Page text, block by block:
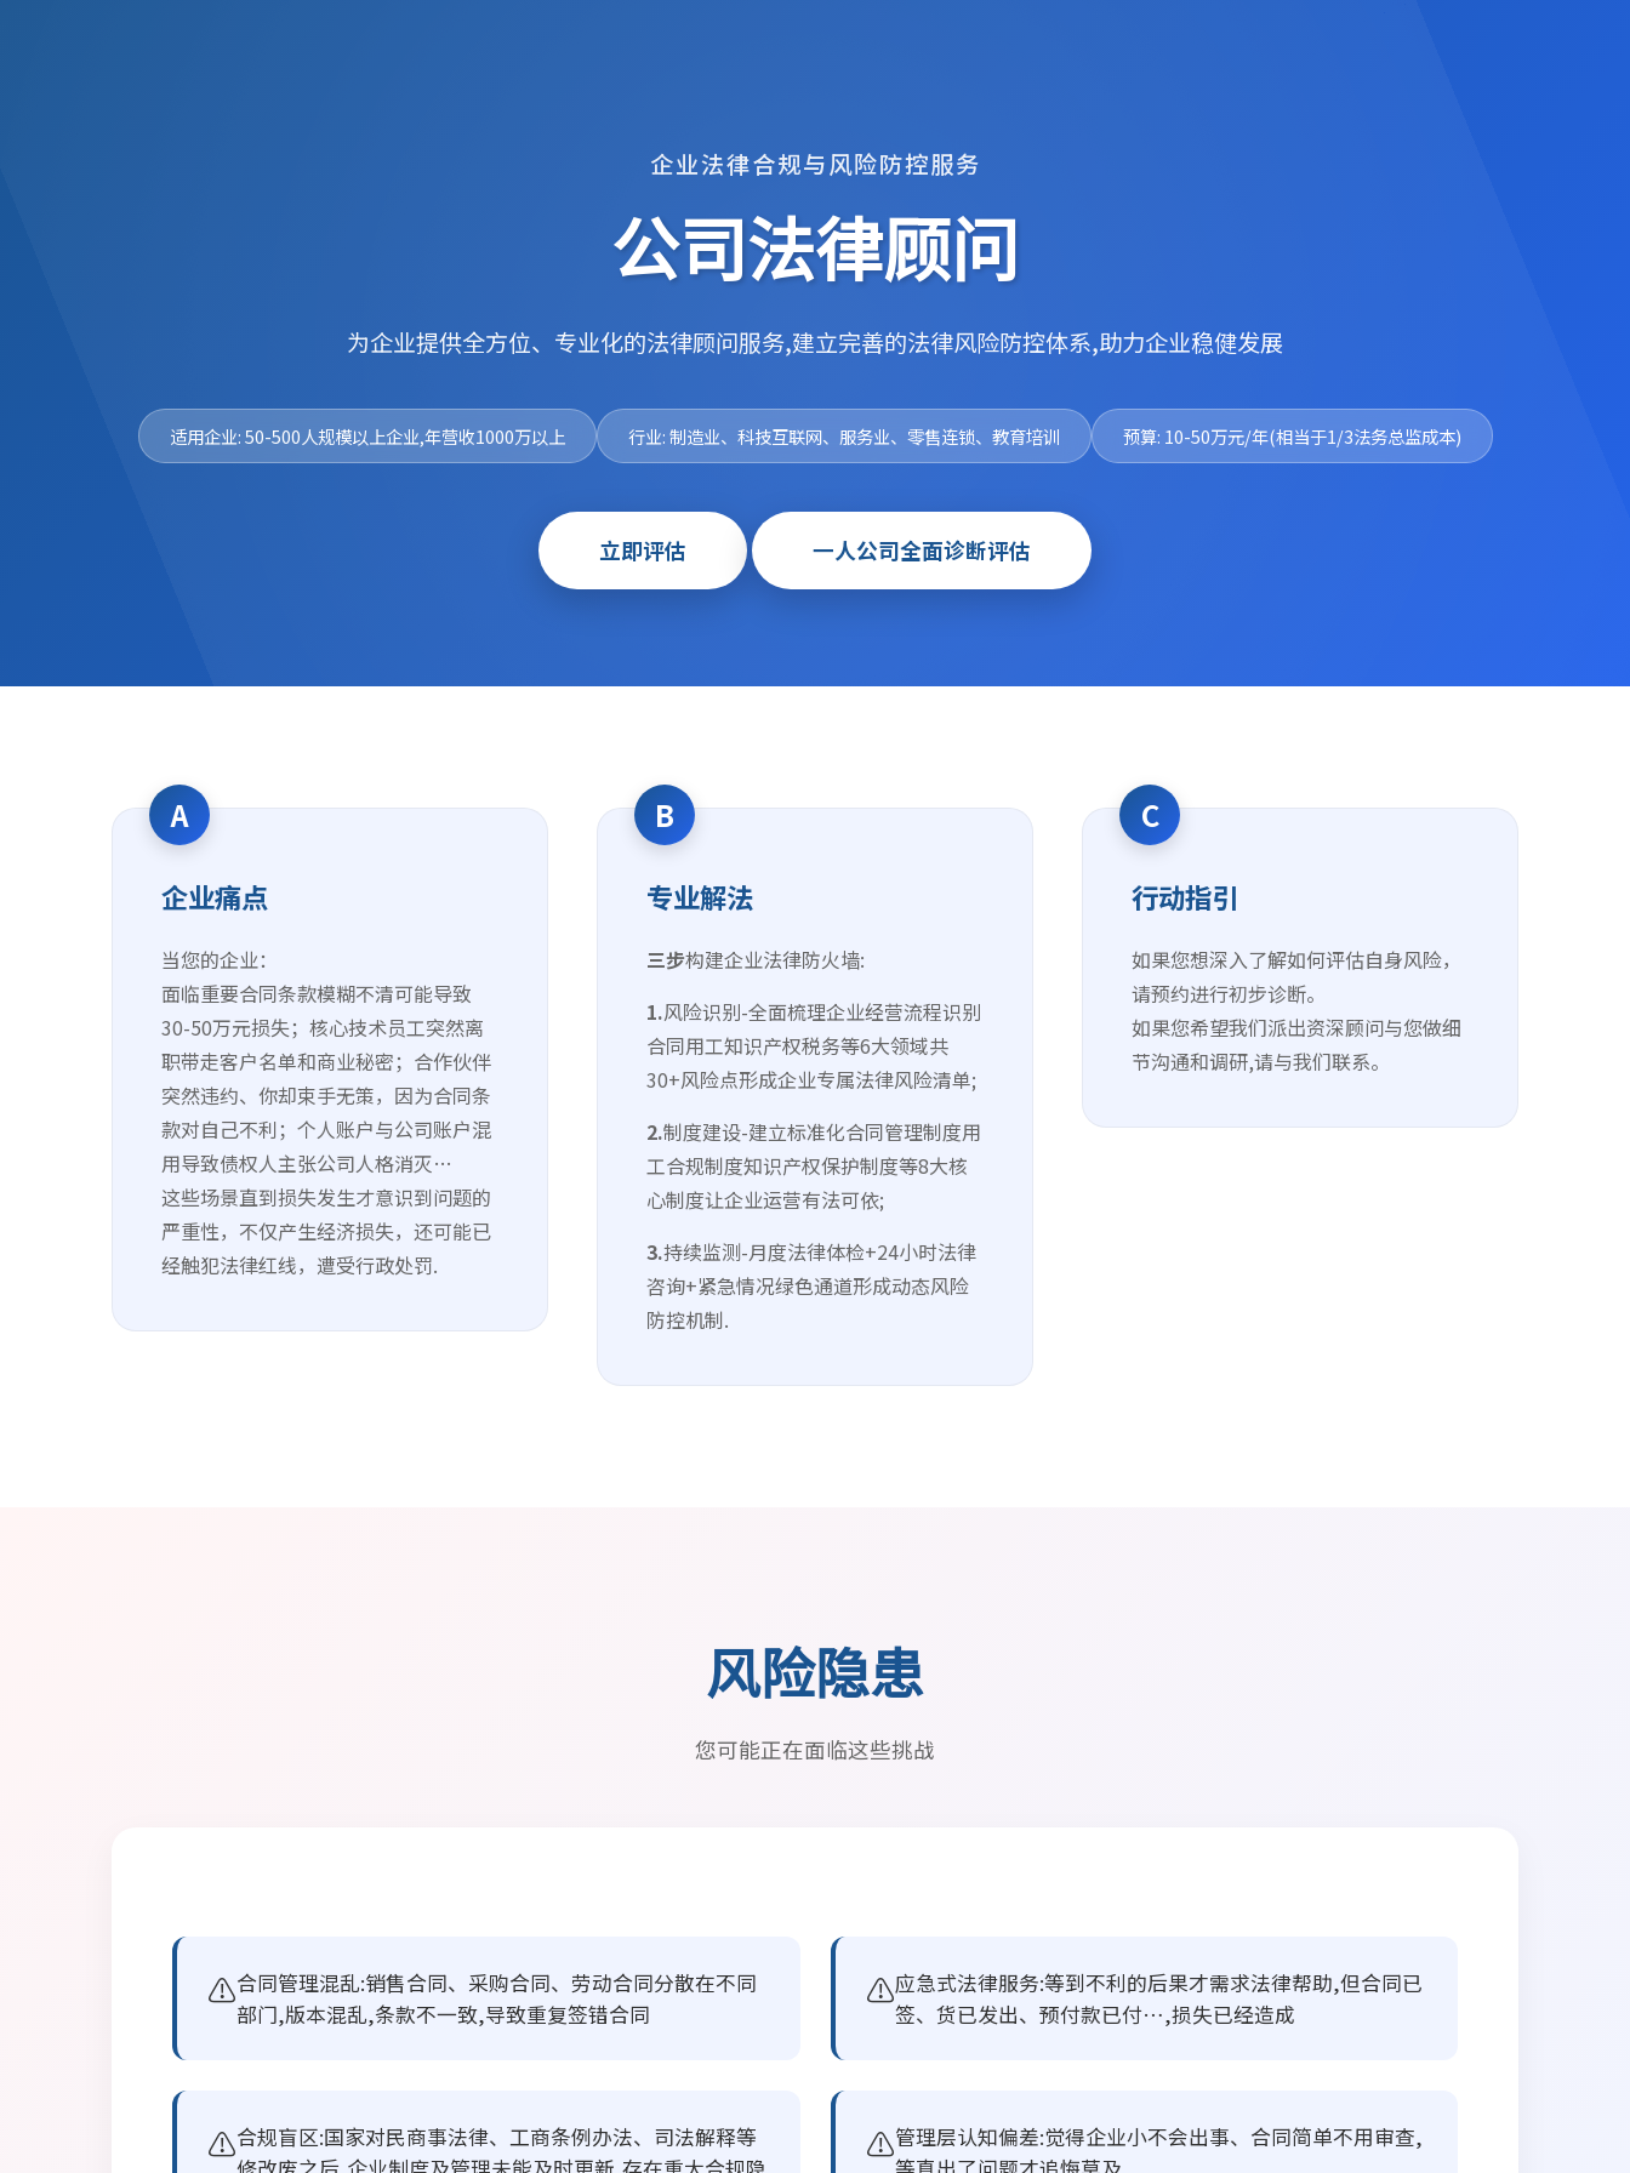
企业法律合规与风险防控服务
公司法律顾问
为企业提供全方位、专业化的法律顾问服务,建立完善的法律风险防控体系,助力企业稳健发展
适用企业: 50-500人规模以上企业,年营收1000万以上 行业: 制造业、科技互联网、服务业、零售连锁、教育培训 预算: 10-50万元/年(相当于1/3法务总监成本)
立即评估 一人公司全面诊断评估
A
企业痛点
当您的企业：
面临重要合同条款模糊不清可能导致
30-50万元损失；核心技术员工突然离
职带走客户名单和商业秘密；合作伙伴
突然违约、你却束手无策，因为合同条
款对自己不利；个人账户与公司账户混
用导致债权人主张公司人格消灭…
这些场景直到损失发生才意识到问题的
严重性，不仅产生经济损失，还可能已
经触犯法律红线，遭受行政处罚.
B
专业解法
三步构建企业法律防火墙:
1.风险识别-全面梳理企业经营流程识别
合同用工知识产权税务等6大领域共
30+风险点形成企业专属法律风险清单;
2.制度建设-建立标准化合同管理制度用
工合规制度知识产权保护制度等8大核
心制度让企业运营有法可依;
3.持续监测-月度法律体检+24小时法律
咨询+紧急情况绿色通道形成动态风险
防控机制.
C
行动指引
如果您想深入了解如何评估自身风险，
请预约进行初步诊断。
如果您希望我们派出资深顾问与您做细
节沟通和调研,请与我们联系。
风险隐患
您可能正在面临这些挑战
⚠️合同管理混乱:销售合同、采购合同、劳动合同分散在不同
部门,版本混乱,条款不一致,导致重复签错合同
⚠️应急式法律服务:等到不利的后果才需求法律帮助,但合同已
签、货已发出、预付款已付…,损失已经造成
⚠️合规盲区:国家对民商事法律、工商条例办法、司法解释等
⚠️管理层认知偏差:觉得企业小不会出事、合同简单不用审查,